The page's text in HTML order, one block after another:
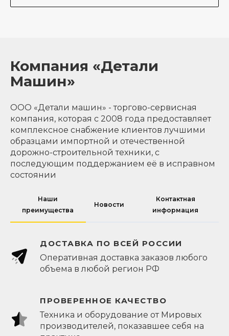
Компания «Детали
Машин»
ООО «Детали машин» - торгово-сервисная
компания, которая с 2008 года предоставляет
комплексное снабжение клиентов лучшими
образцами импортной и отечественной
дорожно-строительной техники, с
последующим поддержанием её в исправном
состоянии
Наши
преимущества
Новости
Контактная
информация
ДОСТАВКА ПО ВСЕЙ РОССИИ
Оперативная доставка заказов любого
объема в любой регион РФ
ПРОВЕРЕННОЕ КАЧЕСТВО
Техника и оборудование от Мировых
производителей, показавшее себя на